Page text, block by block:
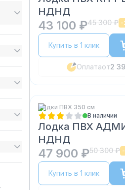
НДНД
43 100 ₽45 300 ₽ -
Купить в 1 клик
Оплатаот2
Лодки ПВХ 350 см
В наличии
Лодка ПВХ
НДНД
47 900 ₽50 300 ₽ -
Купить в 1 клик